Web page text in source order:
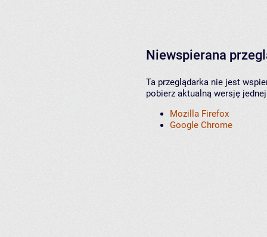
Niewspierana
Ta przeglądarka nie jest
pobierz aktualną wersję
Mozilla Firefox
Google Chrome